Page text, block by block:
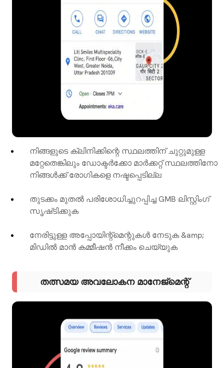
നിങ്ങളുടെ ക്ലിനിക്കിന്റെ സ്ഥലത്തിന് ചുറ്റുമുള്ള
മറ്റേതെങ്കിലും ഡോക്ടർക്കോ മാർക്കറ്റ് സ്ഥലത്തിനോ
നിങ്ങൾക്ക് രോഗികളെ നഷ്ടപ്പെടില്ല
തുടക്കം മുതൽ പരിശോധിച്ചുറപ്പിച്ച GMB ലിസ്റ്റിംഗ്
സൃഷ്‌ടിക്കുക
നേരിട്ടുള്ള അപ്പോയിന്റ്‌മെന്റുകൾ നേടുക &amp;
മിഡിൽ മാൻ കമ്മീഷൻ നീക്കം ചെയ്യുക
തത്സമയ അവലോകന മാനേജ്മെന്റ്